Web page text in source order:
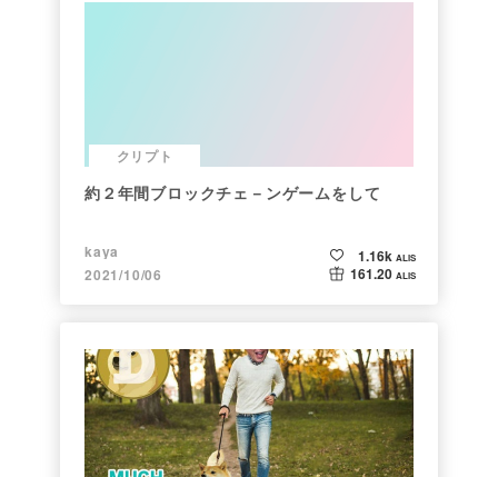
クリプト
約２年間ブロックチェ－ンゲームをして
kaya
2021/10/06
1.16k ALIS
161.20 ALIS